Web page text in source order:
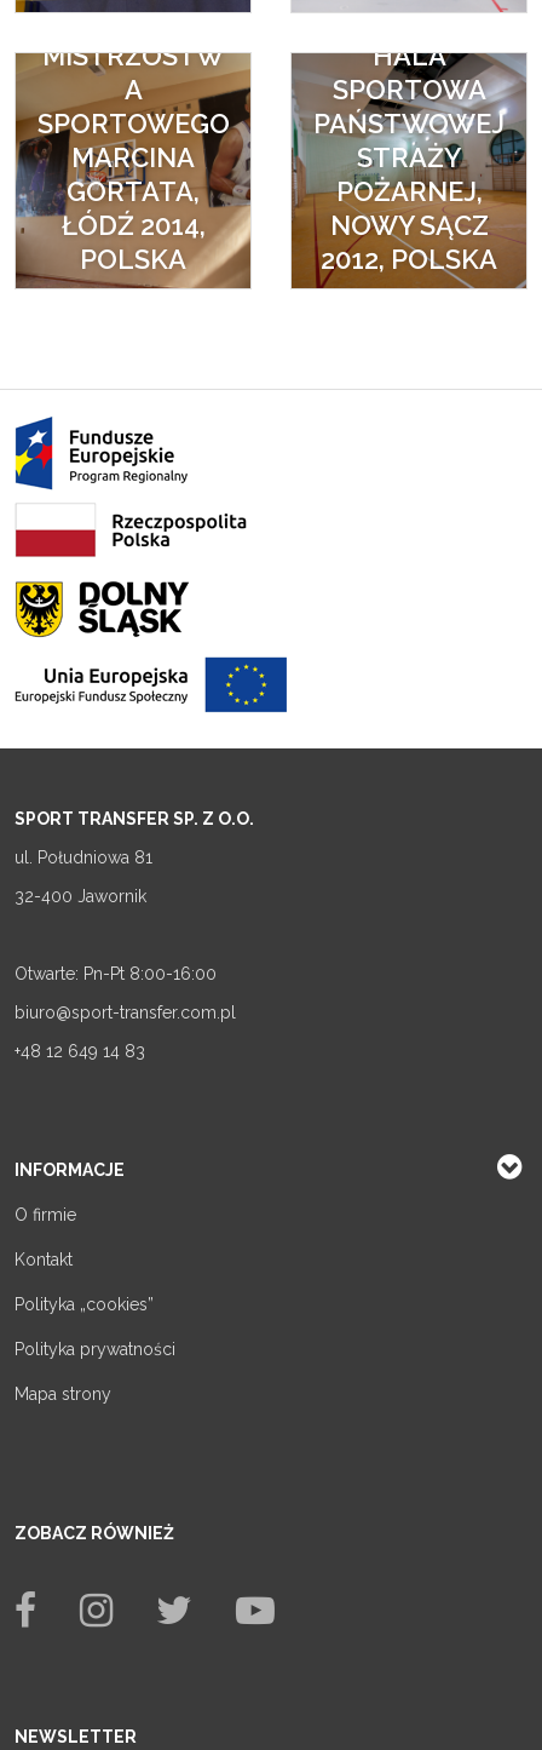
SZKOŁA
MISTRZOSTW
A
SPORTOWEGO
MARCINA
GORTATA,
ŁÓDŹ 2014,
POLSKA
HALA
SPORTOWA
PAŃSTWOWEJ
STRAŻY
POŻARNEJ,
NOWY SĄCZ
2012, POLSKA
SPORT TRANSFER SP. Z O.O.
ul. Południowa 81
32-400 Jawornik
Otwarte: Pn-Pt 8:00-16:00
biuro@sport-transfer.com.pl
+48 12 649 14 83
INFORMACJE
O firmie
Kontakt
Polityka „cookies”
Polityka prywatności
Mapa strony
ZOBACZ RÓWNIEŻ
NEWSLETTER